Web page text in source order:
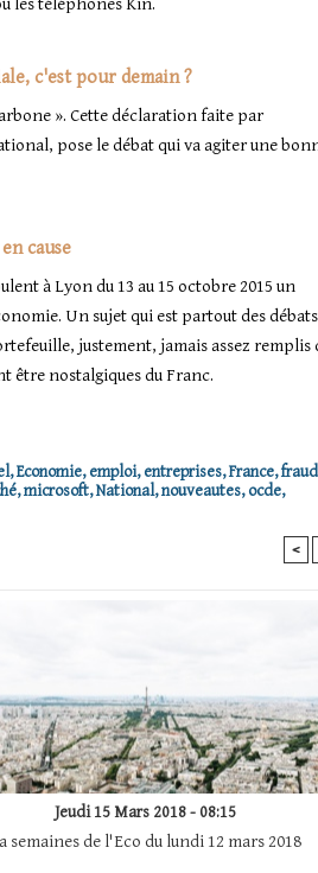
les téléphones Kin.
c'est pour demain ?
». Cette déclaration faite par
pose le débat qui va agiter une
cause
à Lyon du 13 au 15 octobre 2015 un
Un sujet qui est partout des débats
justement, jamais assez remplis
être nostalgiques du Franc.
,Economie,emploi,entreprises,France,
,microsoft,National,nouveautes,ocde,
<
Jeudi 15 Mars 2018 - 08:15
semaines de l'Eco du lundi 12 mars 2018